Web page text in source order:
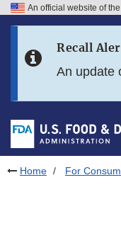
Skip to FDA Search
Skip to footer links
An official website of
Recall
An update
Home For